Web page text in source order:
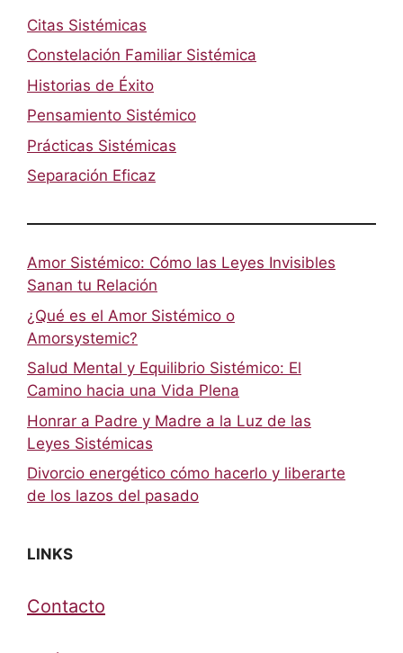
Citas Sistémicas
Constelación Familiar Sistémica
Historias de Éxito
Pensamiento Sistémico
Prácticas Sistémicas
Separación Eficaz
Amor Sistémico: Cómo las Leyes Invisibles
Sanan tu Relación
¿Qué es el Amor Sistémico o
Amorsystemic?
Salud Mental y Equilibrio Sistémico: El
Camino hacia una Vida Plena
Honrar a Padre y Madre a la Luz de las
Leyes Sistémicas
Divorcio energético cómo hacerlo y liberarte
de los lazos del pasado
LINKS
Contacto